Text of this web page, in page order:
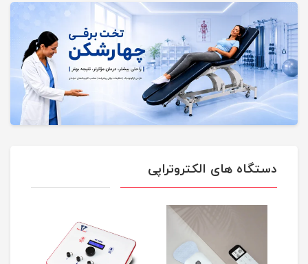
دستگاه های الکتروتراپی